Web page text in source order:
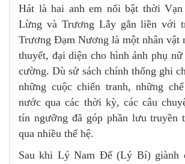
Hát là hai anh em nổi bật thời Vạn
Lừng và Trương Lẫy gắn liền với
Trương Đạm Nương là một nhân vật
thuyết, đại diện cho hình ảnh phụ
cường. Dù sử sách chính thống ghi
những cuộc chiến tranh, những
nước qua các thời kỳ, các câu
tín ngưỡng đã góp phần lưu truyền
qua nhiều thế hệ.
Sau khi Lý Nam Đế (Lý Bí) giành